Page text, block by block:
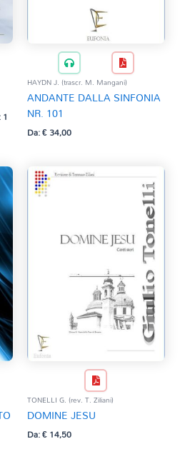
HAYDN J. (trascr. M. Mangani)
ANDANTE DALLA SINFONIA
NR. 101
Da:€34,00
TONELLI G. (rev. T. Ziliani)
DOMINE JESU
Da:€14,50